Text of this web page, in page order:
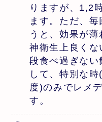
りますが、1,2
ます。ただ、
うと、効果が
神衛生上良く
段食べ過ぎない
して、特別な
度)のみでレメ
す。